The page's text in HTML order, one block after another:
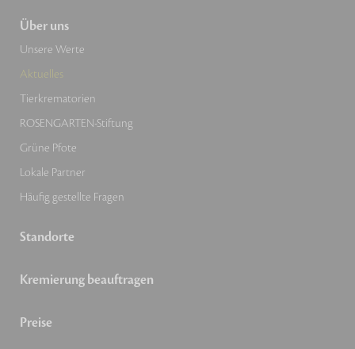
Über uns
Unsere Werte
Aktuelles
Tierkrematorien
ROSENGARTEN-Stiftung
Grüne Pfote
Lokale Partner
Häufig gestellte Fragen
Standorte
Kremierung beauftragen
Preise